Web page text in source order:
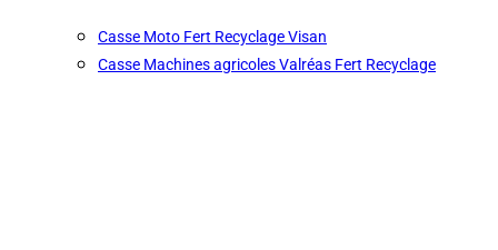
Casse Moto Fert Recyclage Visan
Casse Machines agricoles Valréas Fert Recyclage